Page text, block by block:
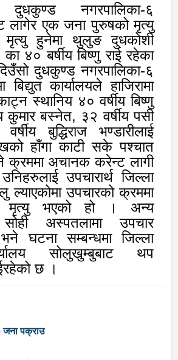
दुधकुण्ड नगरपालिका-६
लागेर एक जना पुरुषको मृत्यु
हुनेमा थुलुङ दुधकोशी
४० बर्षीय बिष्णु राई रहेका
दुधकुण्ड नगरपालिका-६
कार्यालयले हाजिरामा
स्थानिय ४० वर्षीय बिष्णु
कुमार बस्नेत, ३२ वर्षीय पसी
बुद्धिराज भण्डारीलाई
हाँगा काटी सके पश्चात
क्रममा अचानक करेन्ट लागी
उपचारार्थ जिल्ला
ल्याएकोमा उपचारको क्रममा
मृत्यु भएको हो । अन्य
अस्पतलामा उपचार
घटना सम्बन्धमा जिल्ला
सोलुखुम्बुबाट थप
छ ।
पक्राउ